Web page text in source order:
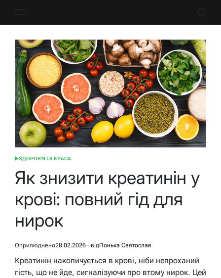
ОПУБЛІКУВАТИ
ЗДОРОВ'Я ТА КРАСА
Як знизити креатинін у
крові: повний гід для
нирок
Оприлюднено28.02.2026 відПонька Святослав
Креатинін накопичується в крові, ніби непроханий
гість, що не йде, сигналізуючи про втому нирок. Цей